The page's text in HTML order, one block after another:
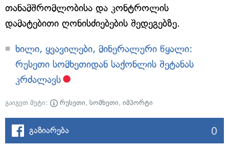
თანამშრომლობისა და კონტროლის
დამატებითი ღონისძიებების შედეგებზე.
ხილი, ყვავილები, მინერალური წყალი:
რუსეთი სომხეთიდან საქონლის შეტანას
კრძალავს
გაიგეთ მეტი: რუსეთი, სომხეთი, იმპორტი
გაზიარება 0